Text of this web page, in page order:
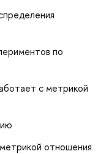
по
с метрикой
отношения